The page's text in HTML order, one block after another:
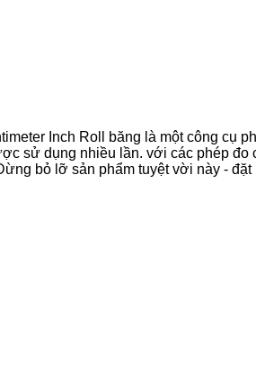
Inch Roll băng là một công cụ
sử dụng nhiều lần. với các phép đo
bỏ lỡ sản phẩm tuyệt vời này - đặt